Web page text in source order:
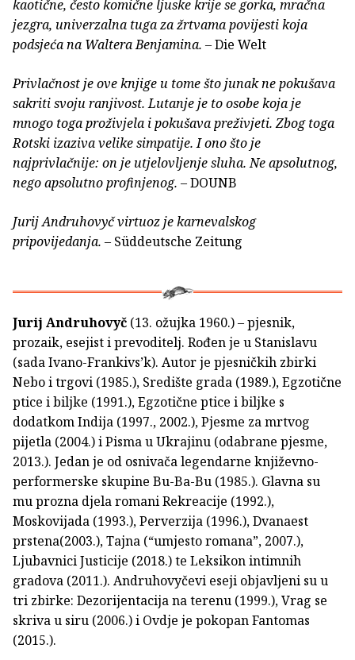
kaotične, često komične ljuske krije se gorka, mračna
jezgra, univerzalna tuga za žrtvama povijesti koja
podsjeća na Waltera Benjamina. – Die Welt
Privlačnost je ove knjige u tome što junak ne pokušava
sakriti svoju ranjivost. Lutanje je to osobe koja je
mnogo toga proživjela i pokušava preživjeti. Zbog toga
Rotski izaziva velike simpatije. I ono što je
najprivlačnije: on je utjelovljenje sluha. Ne apsolutnog,
nego apsolutno profinjenog. – DOUNB
Jurij Andruhovyč virtuoz je karnevalskog
pripovijedanja. – Süddeutsche Zeitung
Jurij Andruhovyč (13. ožujka 1960.) – pjesnik,
prozaik, esejist i prevoditelj. Rođen je u Stanislavu
(sada Ivano-Frankivs’k). Autor je pjesničkih zbirki
Nebo i trgovi (1985.), Središte grada (1989.), Egzotične
ptice i biljke (1991.), Egzotične ptice i biljke s
dodatkom Indija (1997., 2002.), Pjesme za mrtvog
pijetla (2004.) i Pisma u Ukrajinu (odabrane pjesme,
2013.). Jedan je od osnivača legendarne književno-
performerske skupine Bu-Ba-Bu (1985.). Glavna su
mu prozna djela romani Rekreacije (1992.),
Moskovijada (1993.), Perverzija (1996.), Dvanaest
prstena(2003.), Tajna (“umjesto romana”, 2007.),
Ljubavnici Justicije (2018.) te Leksikon intimnih
gradova (2011.). Andruhovyčevi eseji objavljeni su u
tri zbirke: Dezorijentacija na terenu (1999.), Vrag se
skriva u siru (2006.) i Ovdje je pokopan Fantomas
(2015.).